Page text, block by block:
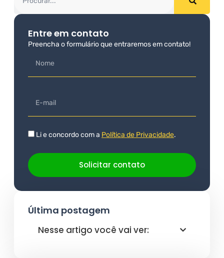
Entre em contato
Preencha o formulário que entraremos em contato!
Li e concordo com a Política de Privacidade.
Solicitar contato
Última postagem
Nesse artigo você vai ver: